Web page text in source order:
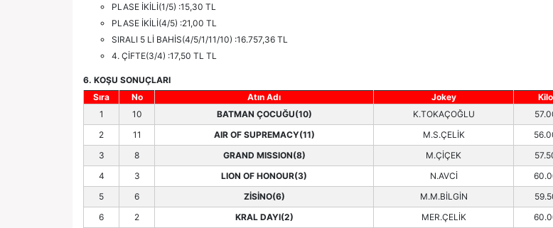
PLASE İKİLİ(1/5) :15,30 TL
PLASE İKİLİ(4/5) :21,00 TL
SIRALI 5 Lİ BAHİS(4/5/1/11/10) :16.757,36 TL
4. ÇİFTE(3/4) :17,50 TL TL
6. KOŞU SONUÇLARI
Sıra
No Atın Adı Jokey Kilo
1
10 BATMAN ÇOCUĞU(10) K.TOKAÇOĞLU
2
11 AIR OF SUPREMACY(11) M.S.ÇELİK
3
8 GRAND MISSION(8) M.ÇİÇEK
4
3 LION OF HONOUR(3) N.AVCİ
5
6 ZİSİNO(6) M.M.BİLGİN
6
2 KRAL DAYI(2) MER.ÇELİK